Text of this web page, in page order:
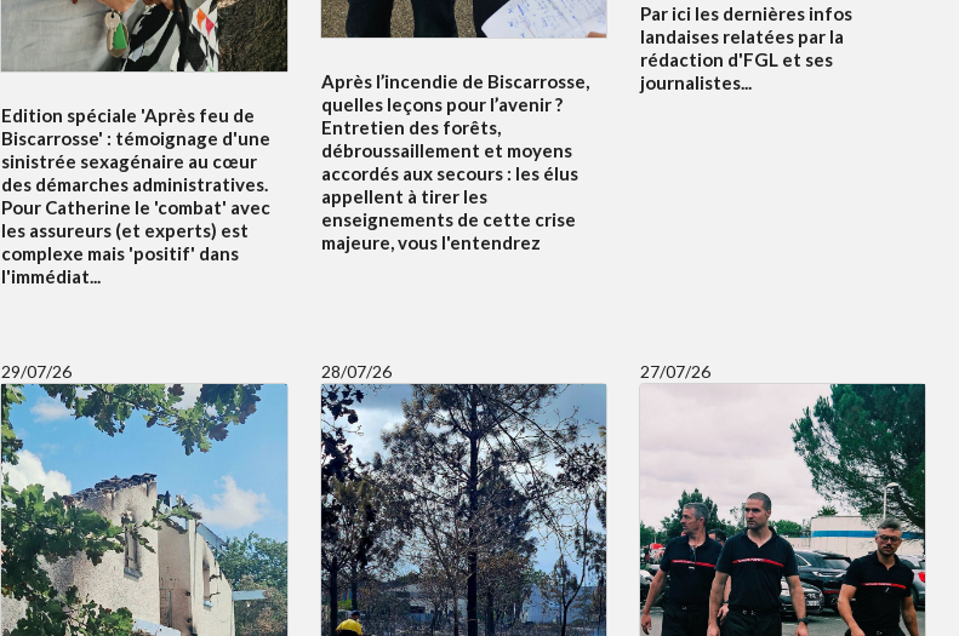
Edition spéciale 'Après feu de
Biscarrosse' : témoignage d'une
sinistrée sexagénaire au cœur
des démarches administratives.
Pour Catherine le 'combat' avec
les assureurs (et experts) est
complexe mais 'positif' dans
l'immédiat...
Après l’incendie de Biscarrosse,
quelles leçons pour l’avenir ?
Entretien des forêts,
débroussaillement et moyens
accordés aux secours : les élus
appellent à tirer les
enseignements de cette crise
majeure, vous l'entendrez
Par ici les dernières infos
landaises relatées par la
rédaction d'FGL et ses
journalistes...
29/07/26 28/07/26 27/07/26